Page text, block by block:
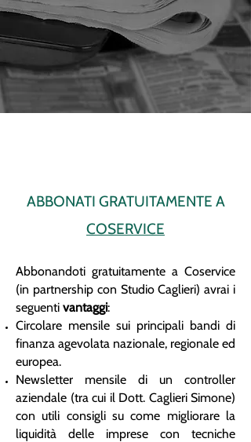
ABBONATI GRATUITAMENTE A
COSERVICE
Abbonandoti gratuitamente a Coservice
(in partnership con Studio Caglieri) avrai i
seguenti vantaggi:
Circolare mensile sui principali bandi di
finanza agevolata nazionale, regionale ed
europea.
Newsletter mensile di un controller
aziendale (tra cui il Dott. Caglieri Simone)
con utili consigli su come migliorare la
liquidità delle imprese con tecniche